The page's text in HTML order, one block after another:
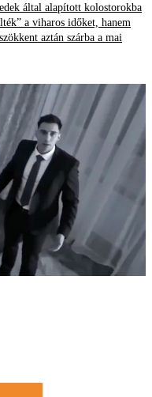
által alapított kolostorokba
a viharos időket, hanem
aztán szárba a mai